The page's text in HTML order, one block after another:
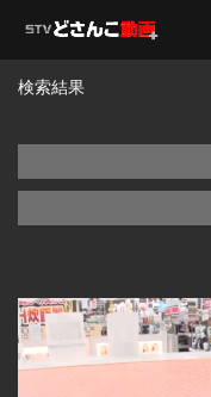
検索結果